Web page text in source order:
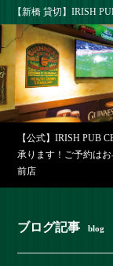
【新橋 貸切】IRISH
【公式】IRISH PUB
承ります！ご予約は
前店
ブログ記事 blog